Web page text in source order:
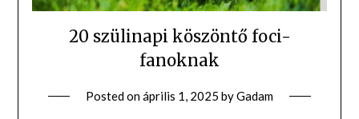
20 szülinapi köszöntő foci-
fanoknak
Posted onáprilis 1, 2025 byGadam